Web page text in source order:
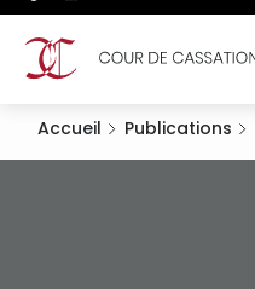
Accueil Publications